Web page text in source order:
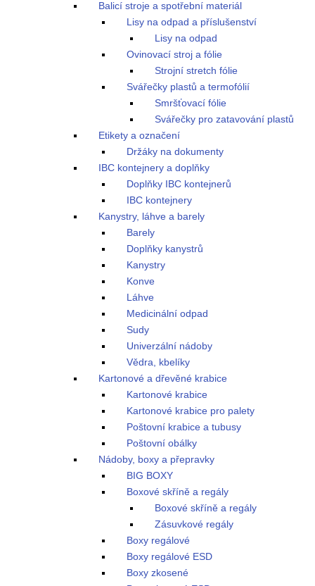
Balicí stroje a spotřební materiál
Lisy na odpad a příslušenství
Lisy na odpad
Ovinovací stroj a fólie
Strojní stretch fólie
Svářečky plastů a termofólií
Smršťovací fólie
Svářečky pro zatavování plastů
Etikety a označení
Držáky na dokumenty
IBC kontejnery a doplňky
Doplňky IBC kontejnerů
IBC kontejnery
Kanystry, láhve a barely
Barely
Doplňky kanystrů
Kanystry
Konve
Láhve
Medicinální odpad
Sudy
Univerzální nádoby
Vědra, kbelíky
Kartonové a dřevěné krabice
Kartonové krabice
Kartonové krabice pro palety
Poštovní krabice a tubusy
Poštovní obálky
Nádoby, boxy a přepravky
BIG BOXY
Boxové skříně a regály
Boxové skříně a regály
Zásuvkové regály
Boxy regálové
Boxy regálové ESD
Boxy zkosené